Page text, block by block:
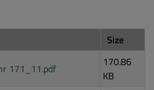
Size
171_11.pdf
170.86
KB